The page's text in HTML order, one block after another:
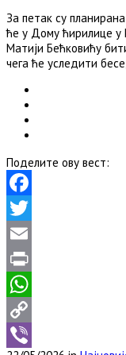
За петак су
ће у Дому ћирилице у
Матији Бећковићу
чега ће уследити
Поделите ову вест:
Facebook
Twitter
Email
Print
WhatsApp
Copy